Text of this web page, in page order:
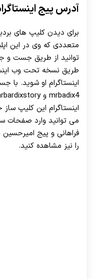
آدرس پیج
برای دیدن کلیپ های
متعددی که وی در این
توانید از طریق جست و جو
طریق نسخه تحت وب
اینستاگرام این کلیپ
می توانید وارد صفحات
فراهانی و پیج
را نیز مشاهده کنید.